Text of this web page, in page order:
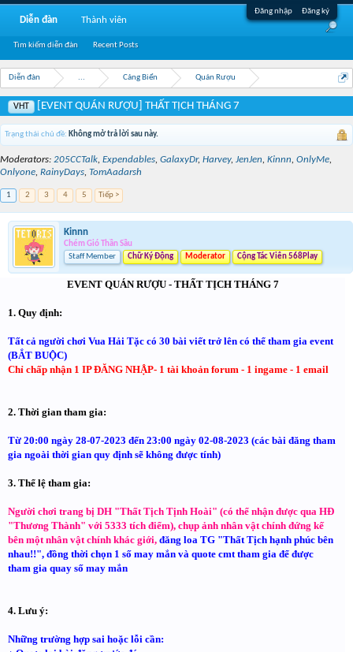
Đăng nhập Đăng ký
Diễn đàn ... Cảng Biển Quán Rượu
VHT [EVENT QUÁN RƯỢU] THẤT TỊCH THÁNG 7
Trạng thái chủ đề: Không mở trả lời sau này.
Moderators: 205CCTalk, Expendables, GalaxyDr, Harvey, JenJen, Kinnn, OnlyMe,
Onlyone, RainyDays, TomAadarsh
1 2 3 4 5 Tiếp >
Kinnn
Chém Gió Thần Sầu
Staff Member
Chữ Ký Động Moderator Cộng Tác Viên 568Play
EVENT QUÁN RƯỢU - THẤT TỊCH THÁNG 7
1. Quy định:
Tất cả người chơi Vua Hải Tặc có 30 bài viết trở lên có thể tham gia event
(BẮT BUỘC)
Chỉ chấp nhận 1 IP ĐĂNG NHẬP- 1 tài khoản forum - 1 ingame - 1 email
2. Thời gian tham gia:
Từ 20:00 ngày 28-07-2023 đến 23:00 ngày 02-08-2023 (các bài đăng tham
gia ngoài thời gian quy định sẽ không được tính)
3. Thể lệ tham gia:
Người chơi trang bị DH "Thất Tịch Tịnh Hoài" (có thể nhận được qua HĐ
"Thương Thành" với 5333 tích điểm), chụp ảnh nhân vật chính đứng kế
bên một nhân vật chính khác giới, đăng loa TG "Thất Tịch hạnh phúc bên
nhau!!", đồng thời chọn 1 số may mắn và quote cmt tham gia để được
tham gia quay số may mắn
4. Lưu ý:
Những trường hợp sai hoặc lỗi cần:
Diễn đàn
Tìm kiếm diễn đàn Recent Posts
Thành viên